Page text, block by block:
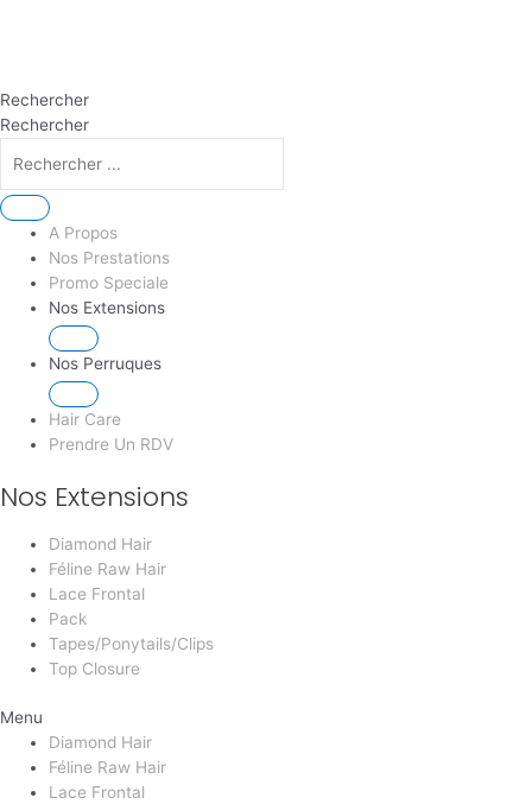
Rechercher
Rechercher
A Propos
Nos Prestations
Promo Speciale
Nos Extensions
Nos Perruques
Hair Care
Prendre Un RDV
Nos Extensions
Diamond Hair
Féline Raw Hair
Lace Frontal
Pack
Tapes/Ponytails/Clips
Top Closure
Menu
Diamond Hair
Féline Raw Hair
Lace Frontal